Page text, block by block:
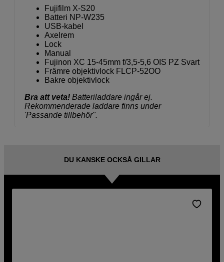
Fujifilm X-S20
Batteri NP-W235
USB-kabel
Axelrem
Lock
Manual
Fujinon XC 15-45mm f/3,5-5,6 OIS PZ Svart
Främre objektivlock FLCP-52OO
Bakre objektivlock
Bra att veta! Batteriladdare ingår ej.
Rekommenderade laddare finns under
'Passande tillbehör".
DU KANSKE OCKSÅ GILLAR